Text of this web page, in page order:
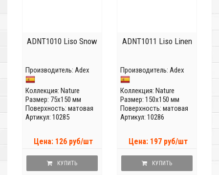
ADNT1010 Liso Snow
Производитель: Adex
Коллекция: Nature
Размер: 75x150 мм
Поверхность: матовая
Артикул: 10285
Цена: 126 руб/шт
КУПИТЬ
ADNT1011 Liso Linen
Производитель: Adex
Коллекция: Nature
Размер: 150x150 мм
Поверхность: матовая
Артикул: 10286
Цена: 197 руб/шт
КУПИТЬ